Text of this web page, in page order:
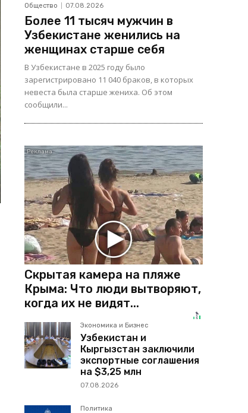
Общество 07.08.2026
Более 11 тысяч мужчин в
Узбекистане женились на
женщинах старше себя
В Узбекистане в 2025 году было
зарегистрировано 11 040 браков, в которых
невеста была старше жениха. Об этом
сообщили...
Скрытая камера на пляже
Крыма: Что люди вытворяют,
когда их не видят...
Экономика и Бизнес
Узбекистан и
Кыргызстан заключили
экспортные соглашения
на $3,25 млн
07.08.2026
Политика